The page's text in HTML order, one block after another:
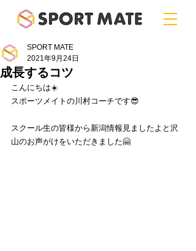
成長するコツ
SPORT MATE
2021年9月24日
こんにちは☀️
スポーツメイトの川村コーチです😎
スクール生の皆様から新潟情報見ましたよと沢
山のお声がけをいただきました🤗